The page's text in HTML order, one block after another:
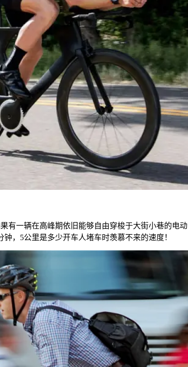
有一辆在高峰期依旧能够自由穿梭于大街小巷的电
，5公里是多少开车人堵车时羡慕不来的速度！